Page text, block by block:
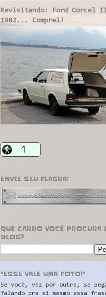
Revisitando: Ford Corcel
1982... Comprei!
ENVIE SEU FLAGRA!
QUE CARRO VOCÊ PROCURA
BLOG?
"ESSE VALE UMA FOTO!"
Se você, vez por outra, se
falando pra si mesmo essa